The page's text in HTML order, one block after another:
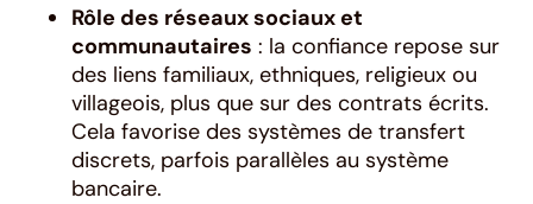
Rôle des réseaux sociaux et
communautaires : la confiance repose sur
des liens familiaux, ethniques, religieux ou
villageois, plus que sur des contrats écrits.
Cela favorise des systèmes de transfert
discrets, parfois parallèles au système
bancaire.